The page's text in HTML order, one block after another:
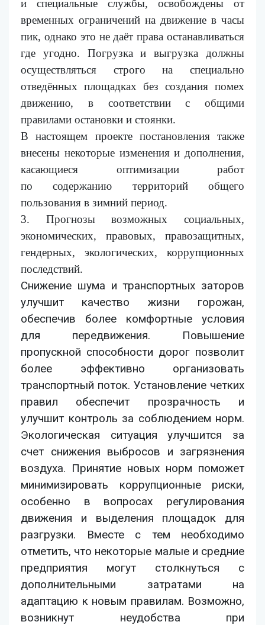
и специальные службы, освобождены от
временных ограничений на движение в часы
пик, однако это не даёт права останавливаться
где угодно. Погрузка и выгрузка должны
осуществляться строго на специально
отведённых площадках без создания помех
движению, в соответствии с общими
правилами остановки и стоянки.
В настоящем проекте постановления также
внесены некоторые изменения и дополнения,
касающиеся оптимизацииработ
посодержанию территорий общего
пользования в зимний период.
3. Прогнозы возможных социальных,
экономических, правовых, правозащитных,
гендерных, экологических, коррупционных
последствий.
Снижение шума и транспортных заторов
улучшит качество жизни горожан,
обеспечив более комфортные условия
для передвижения. Повышение
пропускной способности дорог позволит
более эффективно организовать
транспортный поток. Установление четких
правил обеспечит прозрачность и
улучшит контроль за соблюдением норм.
Экологическая ситуация улучшится за
счет снижения выбросов и загрязнения
воздуха. Принятие новых норм поможет
минимизировать коррупционные риски,
особенно в вопросах регулирования
движения и выделения площадок для
разгрузки. Вместе с тем необходимо
отметить, что некоторые малые и средние
предприятия могут столкнуться с
дополнительными затратами на
адаптацию к новым правилам. Возможно,
возникнут неудобства при